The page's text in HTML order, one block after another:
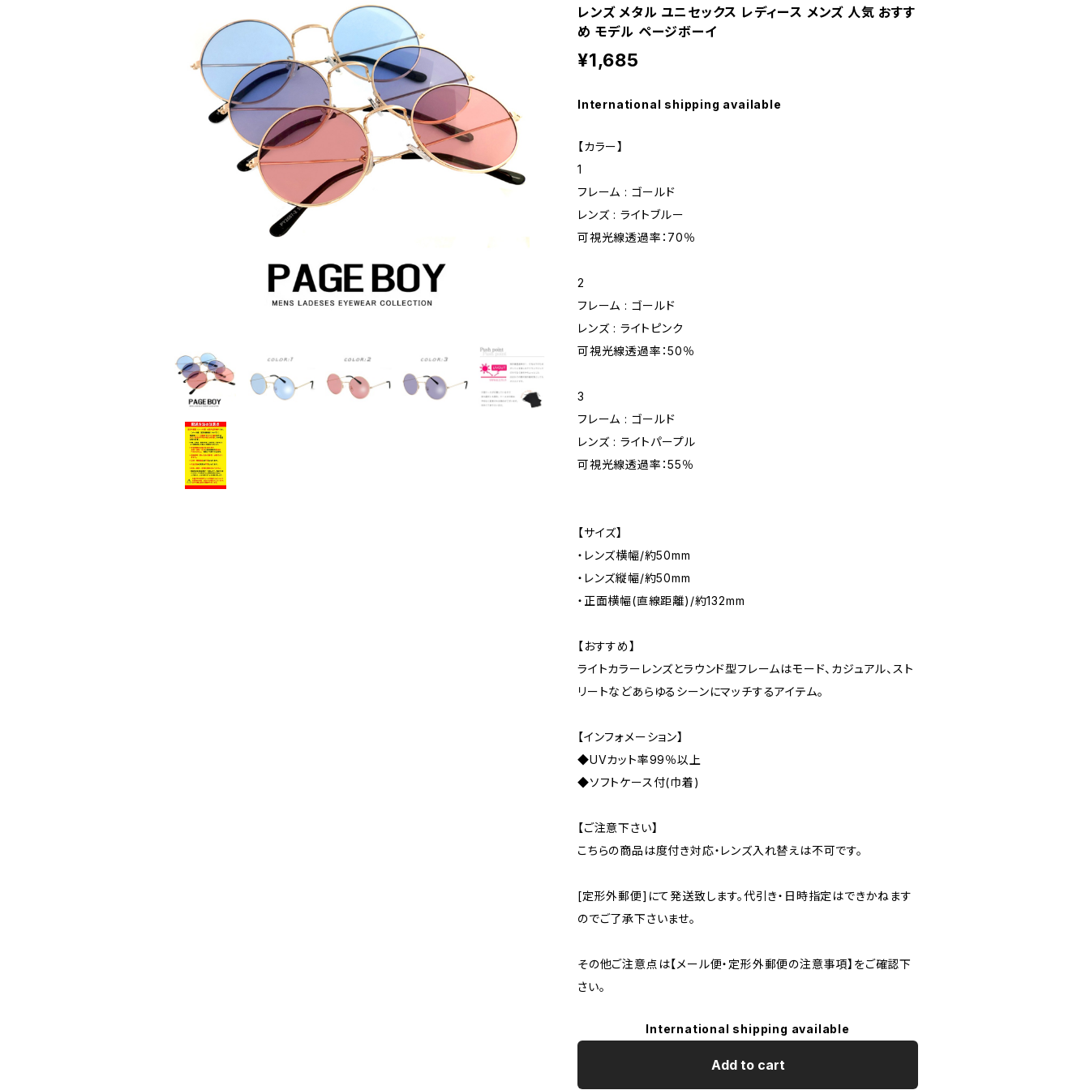
レンズ メタル ユニセックス レディース メンズ 人気 おすす
め モデル ページボーイ
¥1,685
International shipping available
【カラー】
1
フレーム : ゴールド
レンズ : ライトブルー
可視光線透過率：70％
2
フレーム : ゴールド
レンズ : ライトピンク
可視光線透過率：50％
3
フレーム : ゴールド
レンズ : ライトパープル
可視光線透過率：55％
【サイズ】
・レンズ横幅/約50mm
・レンズ縦幅/約50mm
・正面横幅(直線距離)/約132mm
【おすすめ】
ライトカラーレンズとラウンド型フレームはモード、カジュアル、スト
リートなどあらゆるシーンにマッチするアイテム。
【インフォメーション】
◆UVカット率99％以上
◆ソフトケース付(巾着)
【ご注意下さい】
こちらの商品は度付き対応・レンズ入れ替えは不可です。
[定形外郵便]にて発送致します。代引き・日時指定はできかねます
のでご了承下さいませ。
その他ご注意点は【メール便・定形外郵便の注意事項】をご確認下
さい。
International shipping available
Add to cart